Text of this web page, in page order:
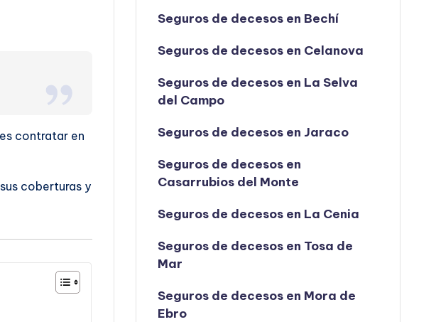
contratar en
coberturas y
Seguros de decesos en Bechí
Seguros de decesos en Celanova
Seguros de decesos en La Selva
del Campo
Seguros de decesos en Jaraco
Seguros de decesos en
Casarrubios del Monte
Seguros de decesos en La Cenia
Seguros de decesos en Tosa de
Mar
Seguros de decesos en Mora de
Ebro